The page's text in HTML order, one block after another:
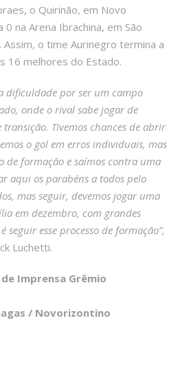
o Quirinão, em Novo
na Arena Ibrachina, em São
Assim, o time Aurinegro termina a
16 melhores do Estado.
dificuldade por ser um campo
onde o rival sabe jogar de
Tivemos chances de abrir
o gol em erros individuais, mas
de formação e saímos contra uma
aqui os parabéns a todos pelo
mas seguir, devemos jogar uma
em dezembro, com grandes
seguir esse processo de formação”,
Luchetti.
Imprensa Grêmio
/ Novorizontino